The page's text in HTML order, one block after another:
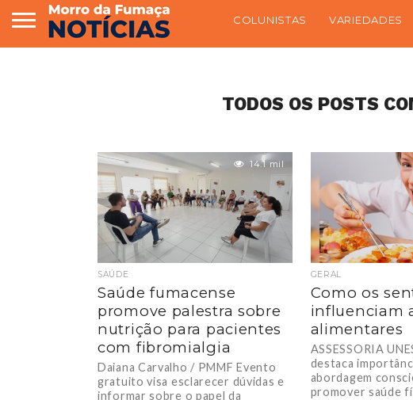
COLUNISTAS VARIEDADES
TODOS OS POSTS
14.1 mil
SAÚDE
Saúde fumacense
promove palestra sobre
nutrição para pacientes
com fibromialgia
Daiana Carvalho / PMMF Evento
gratuito visa esclarecer dúvidas e
informar sobre o papel da
GERAL
Como os
influenciam
alimentares
ASSESSORIA
destaca
abordagem
promover saúde